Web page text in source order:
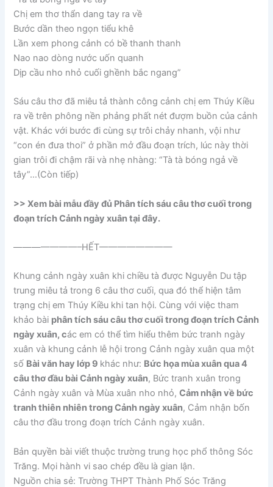
Chị em thơ thẩn dang tay ra về
Bước dần theo ngọn tiểu khê
Lần xem phong cảnh có bề thanh thanh
Nao nao dòng nước uốn quanh
Dịp cầu nho nhỏ cuối ghềnh bắc ngang”
Sáu câu thơ đã miêu tả thành công cảnh chị em Thúy Kiều
ra về trên phông nền phảng phất nét đượm buồn của cảnh
vật. Khác với bước đi cùng sự trôi chảy nhanh, vội như
“con én đưa thoi” ở phần mở đầu đoạn trích, lúc này thời
gian trôi đi chậm rãi và nhẹ nhàng: “Tà tà bóng ngả về
tây”…(Còn tiếp)
>> Xem bài mẫu đầy đủ Phân tích sáu câu thơ cuối trong
đoạn trích Cảnh ngày xuân tại đây.
———————–HẾT————————
Khung cảnh ngày xuân khi chiều tà được Nguyễn Du tập
trung miêu tả trong 6 câu thơ cuối, qua đó thể hiện tâm
trạng chị em Thúy Kiều khi tan hội. Cùng với việc tham
khảo bài phân tích sáu câu thơ cuối trong đoạn trích Cảnh
ngày xuân, các em có thể tìm hiểu thêm bức tranh ngày
xuân và khung cảnh lễ hội trong Cảnh ngày xuân qua một
số Bài văn hay lớp 9 khác như: Bức họa mùa xuân qua 4
câu thơ đầu bài Cảnh ngày xuân, Bức tranh xuân trong
Cảnh ngày xuân và Mùa xuân nho nhỏ,Cảm nhận về bức
tranh thiên nhiên trong Cảnh ngày xuân, Cảm nhận bốn
câu thơ đầu trong đoạn trích Cảnh ngày xuân.
Bản quyền bài viết thuộc trường trung học phổ thông Sóc
Trăng. Mọi hành vi sao chép đều là gian lận.
Nguồn chia sẻ: Trường THPT Thành Phố Sóc Trăng